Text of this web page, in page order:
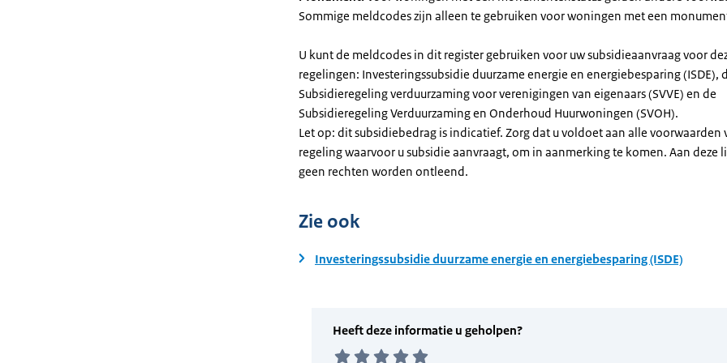
Sommige meldcodes zijn alleen te gebruiken voor woningen met een
U kunt de meldcodes in dit register gebruiken voor uw subsidieaanvraag voor
regelingen: Investeringssubsidie duurzame energie en energiebesparing (ISDE),
Subsidieregeling verduurzaming voor verenigingen van eigenaars (SVVE) en de
Subsidieregeling Verduurzaming en Onderhoud Huurwoningen (SVOH).
Let op: dit subsidiebedrag is indicatief. Zorg dat u voldoet aan alle voorwaarden
regeling waarvoor u subsidie aanvraagt, om in aanmerking te komen. Aan deze
geen rechten worden ontleend.
Zie ook
Investeringssubsidie duurzame energie en energiebesparing (ISDE)